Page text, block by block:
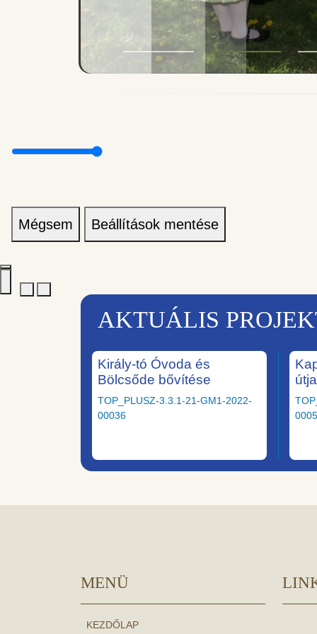
Mégsem Beállítások mentése
AKTUÁLIS
Király-tó Óvoda és
Bölcsőde bővítése
TOP_PLUSZ-3.3.1-21-GM1-2022-
00036
MENÜ
KEZDŐLAP